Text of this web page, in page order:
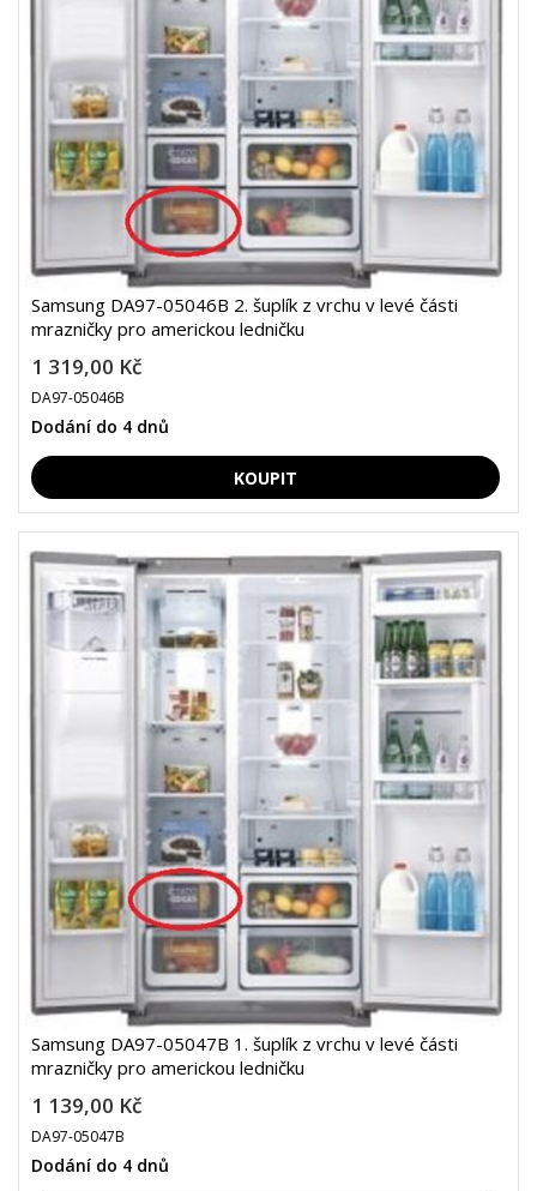
Samsung DA97-05046B 2. šuplík z vrchu v levé části
mrazničky pro americkou ledničku
1 319,00 Kč
DA97-05046B
Dodání do 4 dnů
Samsung DA97-05047B 1. šuplík z vrchu v levé části
mrazničky pro americkou ledničku
1 139,00 Kč
DA97-05047B
Dodání do 4 dnů